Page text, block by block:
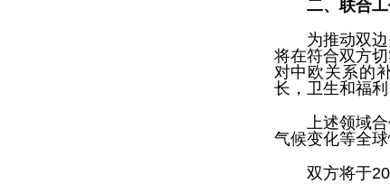
二、联合工
为推动双
将在符合双方
对中欧关系的
长，卫生和福
上述领域
气候变化等全
双方将于